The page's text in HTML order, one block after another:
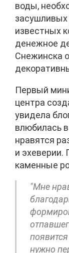
воды,
засушливых
известных
денежное
Снежинска
Первый
центра
увидела
влюбилась
нравятся
и эхеверии.
каменные
"Мне
нужно